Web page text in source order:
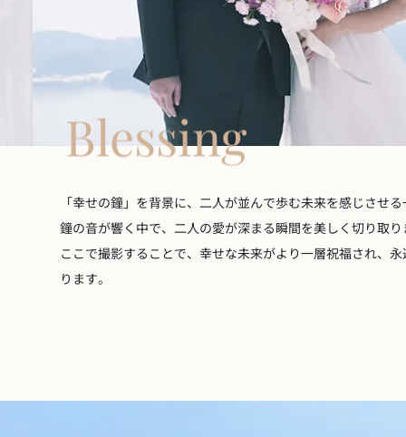
Blessing
「幸せの鐘」を背景に、二人が並んで歩む未来を感じさせ
鐘の音が響く中で、二人の愛が深まる瞬間を美しく切り取り
ここで撮影することで、幸せな未来がより一層祝福され、
ります。